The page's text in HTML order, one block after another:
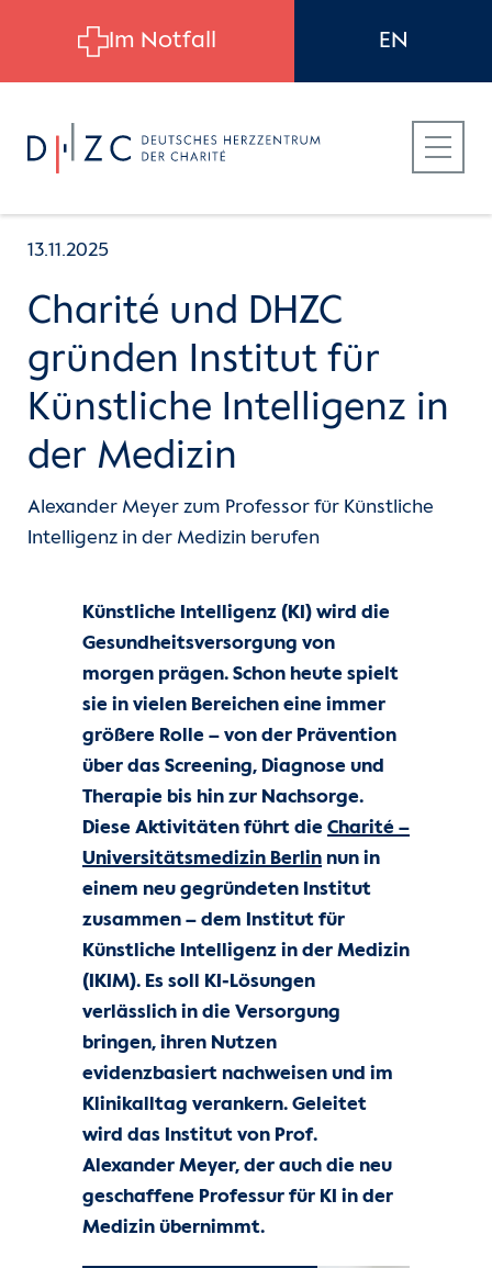
Für Patient:innen
Für Zuweiser:innen
Für Bewerber:innen
Unsere Kliniken
Für Patient:innen
Für Zuweiser:innen
Karriere
Herzatlas
Forschung
Über uns
Kontakt
Internationale Patienten
Einblicke
Zur Seite der Charité
13.11.2025
Charité und DHZC
gründen Institut für
Künstliche Intelligenz in
der Medizin
Alexander Meyer zum Professor für Künstliche
Intelligenz in der Medizin berufen
Künstliche Intelligenz (KI) wird die
Gesundheitsversorgung von
morgen prägen. Schon heute spielt
sie in vielen Bereichen eine immer
größere Rolle – von der Prävention
über das Screening, Diagnose und
Therapie bis hin zur Nachsorge.
Diese Aktivitäten führt die Charité –
Universitätsmedizin Berlin nun in
einem neu gegründeten Institut
zusammen – dem Institut für
Künstliche Intelligenz in der Medizin
(IKIM). Es soll KI‑Lösungen
verlässlich in die Versorgung
bringen, ihren Nutzen
evidenzbasiert nachweisen und im
Klinikalltag verankern. Geleitet
wird das Institut von Prof.
Alexander Meyer, der auch die neu
geschaffene Professur für KI in der
Medizin übernimmt.
Im Notfall EN